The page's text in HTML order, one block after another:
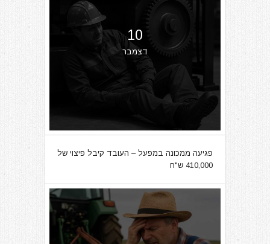
10
דצמבר
פגיעה ממכונה במפעל – העובד קיבל פיצוי של
410,000 ש"ח